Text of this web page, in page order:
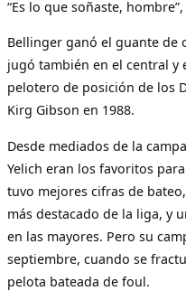
“Es lo que soñaste,
Bellinger ganó el guante de
jugó también en el central y
pelotero de posición de los
Kirg Gibson en 1988.
Desde mediados de la
Yelich eran los favoritos
tuvo mejores cifras de
más destacado de la liga, y
en las mayores. Pero su
septiembre, cuando se
pelota bateada de foul.